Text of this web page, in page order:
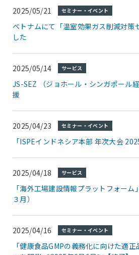
2025/05/21 セミナー・イベント
ベトナムにて「温室効果ガス削減対策
した
2025/05/14 サービス
JS-SEZ （ジョホール・シンガポール
援
2025/04/23 セミナー・イベント
「ISPEインドネシア本部 年次大会
2025/04/18 サービス
「海外工場建設情報プラットフォー
３月）
2025/04/16 セミナー・イベント
「健康食品GMPの義務化に向けた適